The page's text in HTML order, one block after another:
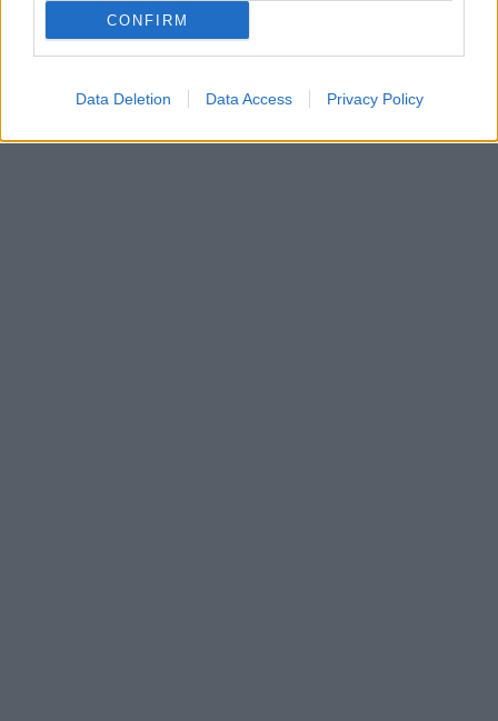
CONFIRM
Data Deletion Data Access Privacy Policy